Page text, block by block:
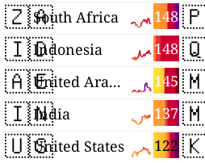
🇿🇦 148
South Africa
🇮🇩 148
Indonesia
🇦🇪 145
United Arab Emirates
🇮🇳 137
India
🇺🇸 122
United States